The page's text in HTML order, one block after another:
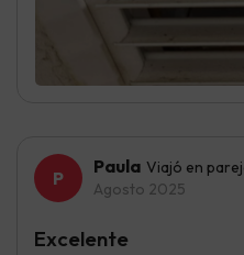
Paula Viajó en
Agosto 2025
Excelente